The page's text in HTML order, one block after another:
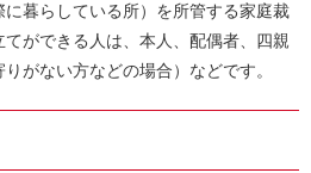
暮らしている所）を所管する家庭裁
ができる人は、本人、配偶者、四親
がない方などの場合）などです。